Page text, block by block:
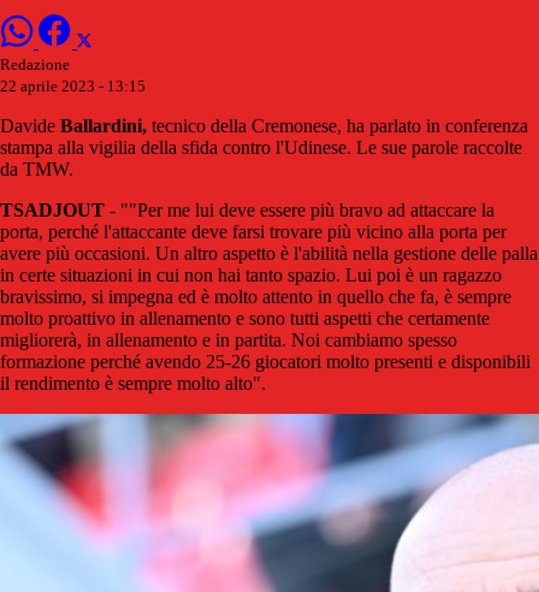
Redazione
22 aprile 2023 - 13:15
Davide Ballardini, tecnico della Cremonese, ha parlato in conferenza
stampa alla vigilia della sfida contro l'Udinese. Le sue parole raccolte
da TMW.
TSADJOUT - ""Per me lui deve essere più bravo ad attaccare la
porta, perché l'attaccante deve farsi trovare più vicino alla porta per
avere più occasioni. Un altro aspetto è l'abilità nella gestione delle palla
in certe situazioni in cui non hai tanto spazio. Lui poi è un ragazzo
bravissimo, si impegna ed è molto attento in quello che fa, è sempre
molto proattivo in allenamento e sono tutti aspetti che certamente
migliorerà, in allenamento e in partita. Noi cambiamo spesso
formazione perché avendo 25-26 giocatori molto presenti e disponibili
il rendimento è sempre molto alto".